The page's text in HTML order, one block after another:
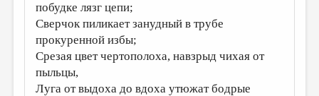
КНИЖНАЯ ПОЛКА
ОБЗОР ЛИТЕРАТУРЫ
СТРАНИЦЫ ПАМЯТИ
ОБЪЯВЛЕНИЯ
побудке лязг цепи;
Сверчок пиликает занудный в трубе
прокуренной избы;
Срезая цвет чертополоха, навзрыд чихая от
пыльцы,
Луга от выдоха до вдоха утюжат бодрые